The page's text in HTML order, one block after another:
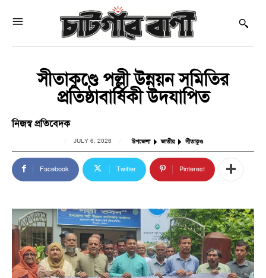
সীতাকুণ্ডে পল্লী উন্নয়ন সমিতির
প্রতিষ্ঠাবার্ষিকী উদযাপিত
নিজস্ব প্রতিবেদক
JULY 6, 2026 উপজেলা জাতীয় সীতাকুণ্ড
Facebook Twitter Pinterest